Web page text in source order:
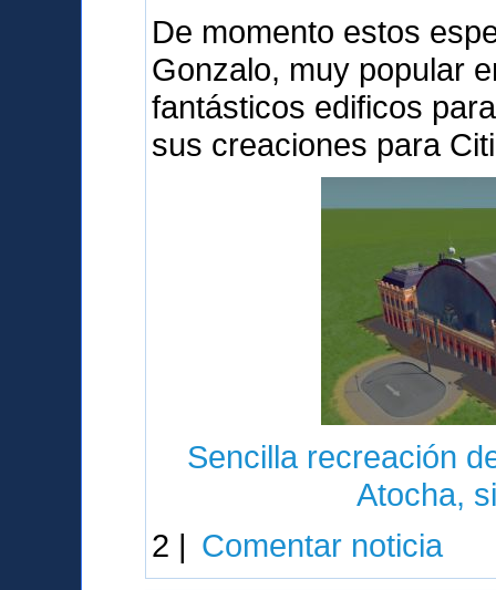
De momento estos
Gonzalo, muy popular
fantásticos edificos
sus creaciones para
Sencilla recreación
Atocha,
2 | Comentar noticia